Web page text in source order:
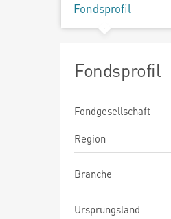
Fondsprofil
Fondsprofil
Fondgesellschaft
Region
Branche
Ursprungsland